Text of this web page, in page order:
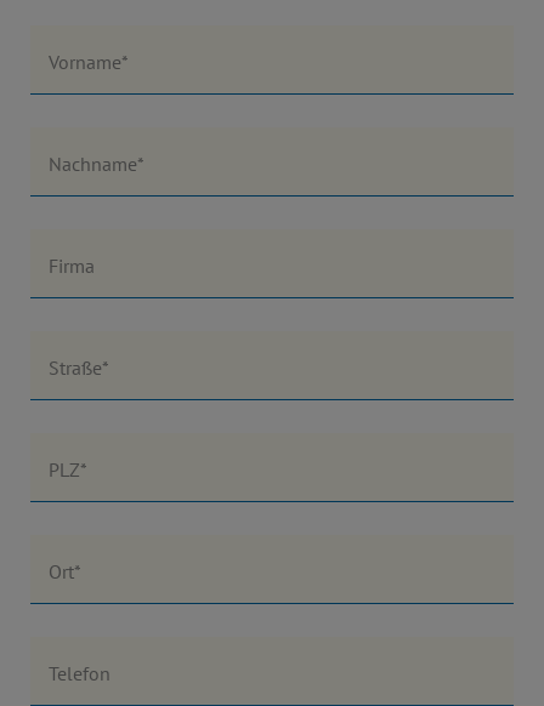
Vorname*
Nachname*
Firma
Straße*
PLZ*
Ort*
Telefon